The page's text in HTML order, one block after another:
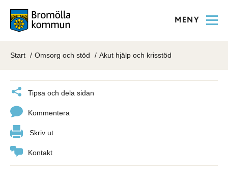
MENY
Start Omsorg och stöd Akut hjälp och krisstöd
Tipsa och dela sidan
Kommentera
Skriv ut
Kontakt